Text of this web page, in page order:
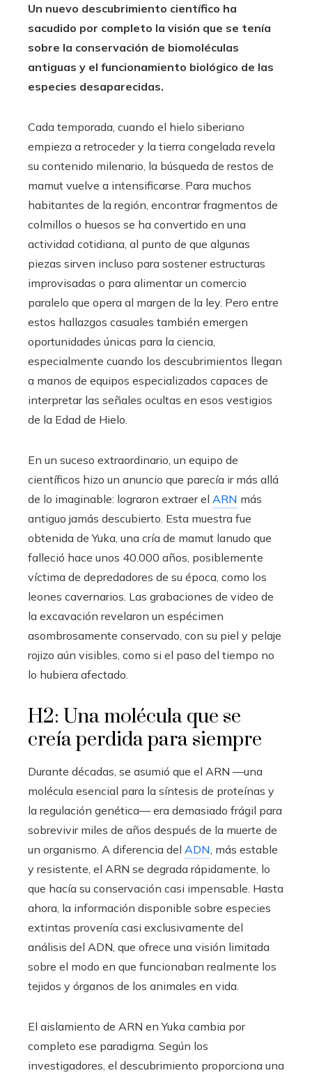
Un nuevo descubrimiento científico ha
sacudido por completo la visión que se tenía
sobre la conservación de biomoléculas
antiguas y el funcionamiento biológico de las
especies desaparecidas.
Cada temporada, cuando el hielo siberiano
empieza a retroceder y la tierra congelada revela
su contenido milenario, la búsqueda de restos de
mamut vuelve a intensificarse. Para muchos
habitantes de la región, encontrar fragmentos de
colmillos o huesos se ha convertido en una
actividad cotidiana, al punto de que algunas
piezas sirven incluso para sostener estructuras
improvisadas o para alimentar un comercio
paralelo que opera al margen de la ley. Pero entre
estos hallazgos casuales también emergen
oportunidades únicas para la ciencia,
especialmente cuando los descubrimientos llegan
a manos de equipos especializados capaces de
interpretar las señales ocultas en esos vestigios
de la Edad de Hielo.
En un suceso extraordinario, un equipo de
científicos hizo un anuncio que parecía ir más allá
de lo imaginable: lograron extraer el ARN más
antiguo jamás descubierto. Esta muestra fue
obtenida de Yuka, una cría de mamut lanudo que
falleció hace unos 40.000 años, posiblemente
víctima de depredadores de su época, como los
leones cavernarios. Las grabaciones de video de
la excavación revelaron un espécimen
asombrosamente conservado, con su piel y pelaje
rojizo aún visibles, como si el paso del tiempo no
lo hubiera afectado.
H2: Una molécula que se
creía perdida para siempre
Durante décadas, se asumió que el ARN —una
molécula esencial para la síntesis de proteínas y
la regulación genética— era demasiado frágil para
sobrevivir miles de años después de la muerte de
un organismo. A diferencia del ADN , más estable
y resistente, el ARN se degrada rápidamente, lo
que hacía su conservación casi impensable. Hasta
ahora, la información disponible sobre especies
extintas provenía casi exclusivamente del
análisis del ADN, que ofrece una visión limitada
sobre el modo en que funcionaban realmente los
tejidos y órganos de los animales en vida.
El aislamiento de ARN en Yuka cambia por
completo ese paradigma. Según los
investigadores, el descubrimiento proporciona una